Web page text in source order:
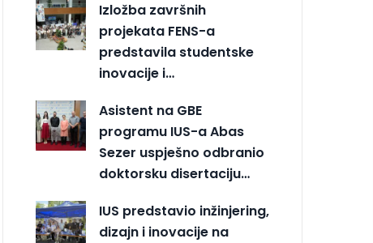
Izložba završnih
projekata FENS-a
predstavila studentske
inovacije i…
Asistent na GBE
programu IUS-a Abas
Sezer uspješno odbranio
doktorsku disertaciju…
IUS predstavio inžinjering,
dizajn i inovacije na